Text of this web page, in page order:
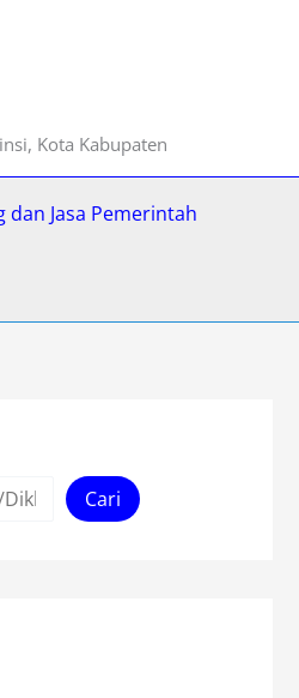
Kota Kabupaten
dan Jasa Pemerintah
Cari